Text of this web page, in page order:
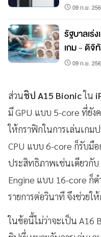
09 ก.ย.
รัฐบาลเร่
เกม - ดิจิ
09 ก.ย.
ส่วนชิป A15 Bionicใน
มี GPU แบบ 5-core ที่ยัง
ให้กราฟิกในการเล่นเกม
CPU แบบ 6-core ก็รับมื
ประสิทธิภาพเช่นเดียวกั
Engine แบบ 16-core ก็
รายการต่อวินาที จึงช่วยใ
ในข้อนี้ไม่ว่าจะเป็น A16